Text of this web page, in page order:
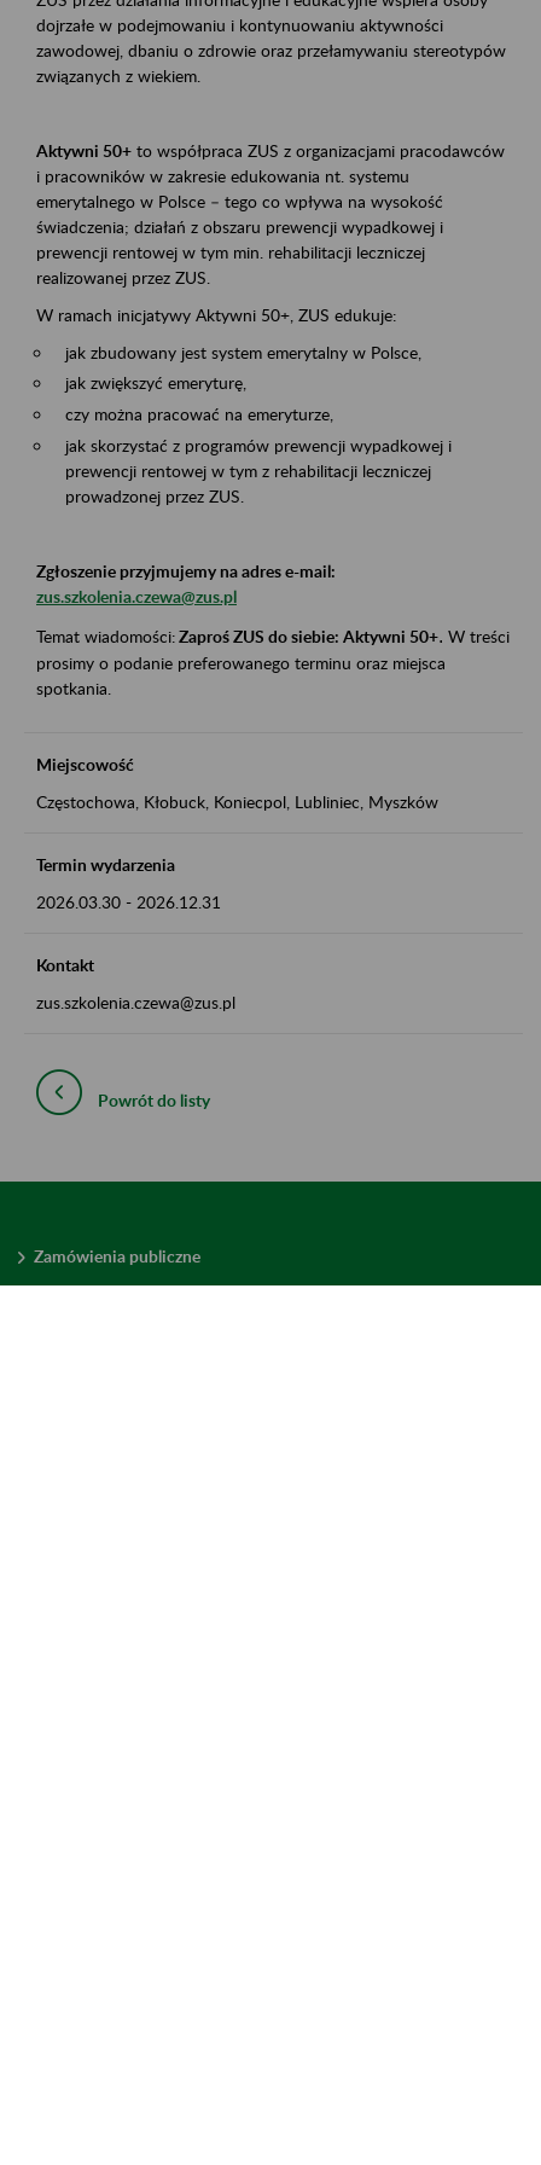
dojrzałe w podejmowaniu i kontynuowaniu aktywności
zawodowej, dbaniu o zdrowie oraz przełamywaniu stereotypów
związanych z wiekiem.
Aktywni 50+ to współpraca ZUS z organizacjami pracodawców
i pracowników w zakresie edukowania nt. systemu
emerytalnego w Polsce – tego co wpływa na wysokość
świadczenia; działań z obszaru prewencji wypadkowej i
prewencji rentowej w tym min. rehabilitacji leczniczej
realizowanej przez ZUS.
W ramach inicjatywy Aktywni 50+, ZUS edukuje:
jak zbudowany jest system emerytalny w Polsce,
jak zwiększyć emeryturę,
czy można pracować na emeryturze,
jak skorzystać z programów prewencji wypadkowej i
prewencji rentowej w tym z rehabilitacji leczniczej
prowadzonej przez ZUS.
Zgłoszenie przyjmujemy na adres e-mail:
zus.szkolenia.czewa@zus.pl
Temat wiadomości:Zaproś ZUS do siebie: Aktywni 50+. W treści
prosimy o podanie preferowanego terminu oraz miejsca
spotkania.
Miejscowość
Częstochowa, Kłobuck, Koniecpol, Lubliniec, Myszków
Termin wydarzenia
2026.03.30 - 2026.12.31
Kontakt
zus.szkolenia.czewa@zus.pl
Powrót do listy
Zamówienia publiczne